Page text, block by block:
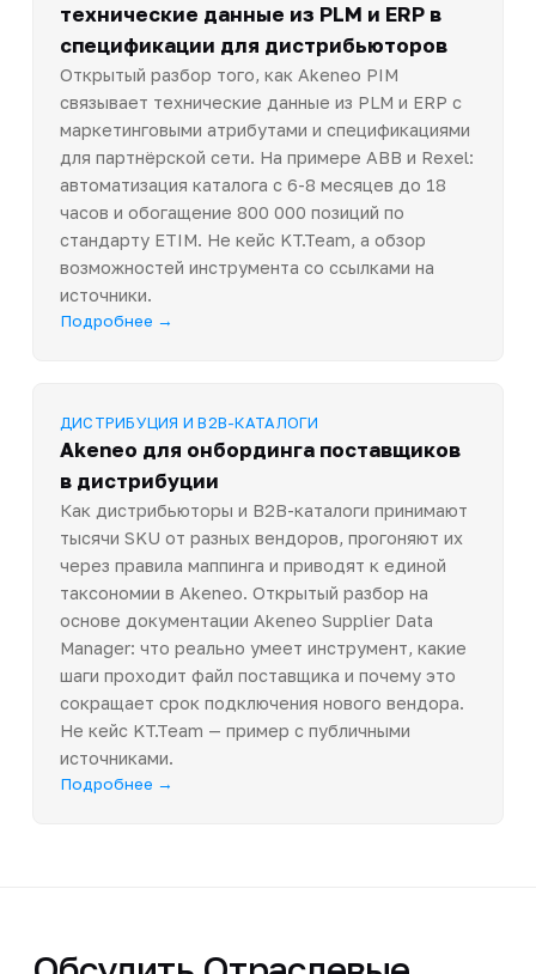
технические данные из PLM и ERP в
спецификации для дистрибьюторов
Открытый разбор того, как Akeneo PIM
связывает технические данные из PLM и ERP с
маркетинговыми атрибутами и спецификациями
для партнёрской сети. На примере ABB и Rexel:
автоматизация каталога с 6-8 месяцев до 18
часов и обогащение 800 000 позиций по
стандарту ETIM. Не кейс KT.Team, а обзор
возможностей инструмента со ссылками на
источники.
Подробнее →
ДИСТРИБУЦИЯ И B2B-КАТАЛОГИ
Akeneo для онбординга поставщиков
в дистрибуции
Как дистрибьюторы и B2B-каталоги принимают
тысячи SKU от разных вендоров, прогоняют их
через правила маппинга и приводят к единой
таксономии в Akeneo. Открытый разбор на
основе документации Akeneo Supplier Data
Manager: что реально умеет инструмент, какие
шаги проходит файл поставщика и почему это
сокращает срок подключения нового вендора.
Не кейс KT.Team — пример с публичными
источниками.
Подробнее →